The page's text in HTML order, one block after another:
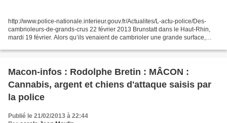
http://www.police-nationale.interieur.gouv.fr/Actualites/L-actu-police/Des-
cambrioleurs-de-grands-crus 22 février 2013 Brunstatt dans le Haut-Rhin,
mardi 19 février. Alors qu’ils venaient de cambrioler une grande surface,
Macon-infos : Rodolphe Bretin : MÂCON :
Cannabis, argent et chiens d'attaque saisis par
la police
Publié le 21/02/2013 à 22:44